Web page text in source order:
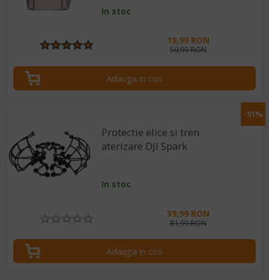
In stoc
19,99 RON
50,99 RON
Adauga in cos
-51%
Protectie elice si tren
aterizare DJI Spark
In stoc
39,99 RON
81,99 RON
Adauga in cos